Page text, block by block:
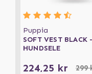
Puppia
SOFT VEST BLACK -
HUNDSELE
224,25 kr 299